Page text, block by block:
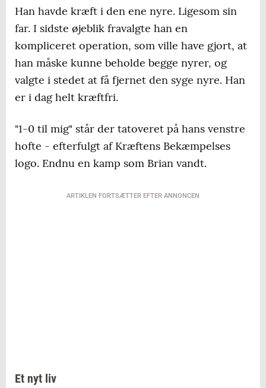
Han havde kræft i den ene nyre. Ligesom sin
far. I sidste øjeblik fravalgte han en
kompliceret operation, som ville have gjort, at
han måske kunne beholde begge nyrer, og
valgte i stedet at få fjernet den syge nyre. Han
er i dag helt kræftfri.
"1-0 til mig" står der tatoveret på hans venstre
hofte - efterfulgt af Kræftens Bekæmpelses
logo. Endnu en kamp som Brian vandt.
ARTIKLEN FORTSÆTTER EFTER ANNONCEN
Et nyt liv